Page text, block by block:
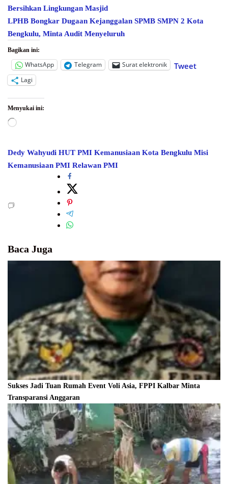
Bersihkan Lingkungan Masjid
LPHB Bongkar Dugaan Kejanggalan SPMB SMPN 2 Kota
Bengkulu, Minta Audit Menyeluruh
Bagikan ini:
WhatsApp Telegram Surat elektronik Tweet
Lagi
Menyukai ini:
Memuat...
Dedy Wahyudi HUT PMI Kemanusiaan Kota Bengkulu Misi
Kemanusiaan PMI Relawan PMI
Baca Juga
Sukses Jadi Tuan Rumah Event Voli Asia, FPPI Kalbar Minta
Transparansi Anggaran